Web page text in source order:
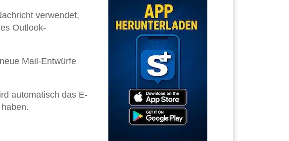
verwendet,
Outlook-
Mail-Entwürfe
automatisch das E-